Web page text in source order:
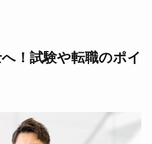
！試験や転職のポイ